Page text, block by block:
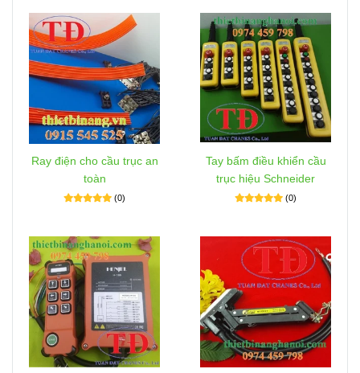
Ray điện cho cầu trục an
toàn
(0)
Tay bấm điều khiển cầu
trục hiệu Schneider
(0)